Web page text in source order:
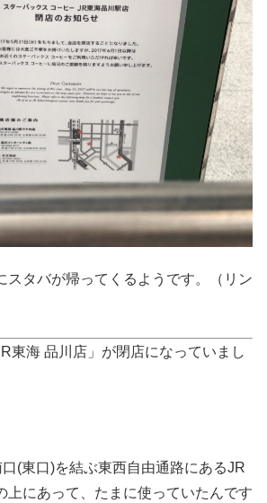
スタバが帰ってくるようです。（リン
東海 品川店」が閉店になっていまし
(東口)を結ぶ東西自由通路にあるJR
上にあって、たまに使っていたんです